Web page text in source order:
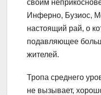
своим
Инферно, Бузиос,
настоящий рай, о
подавляющее
жителей.
Тропа среднего
не вызывает,